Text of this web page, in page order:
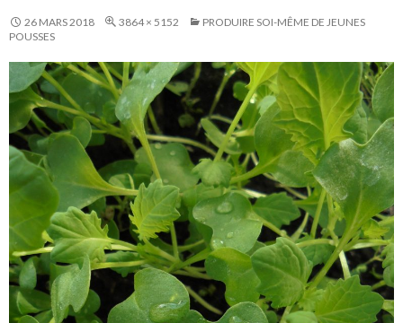
26 MARS 2018 3864 × 5152
PRODUIRE SOI-MÊME DE JEUNES
POUSSES